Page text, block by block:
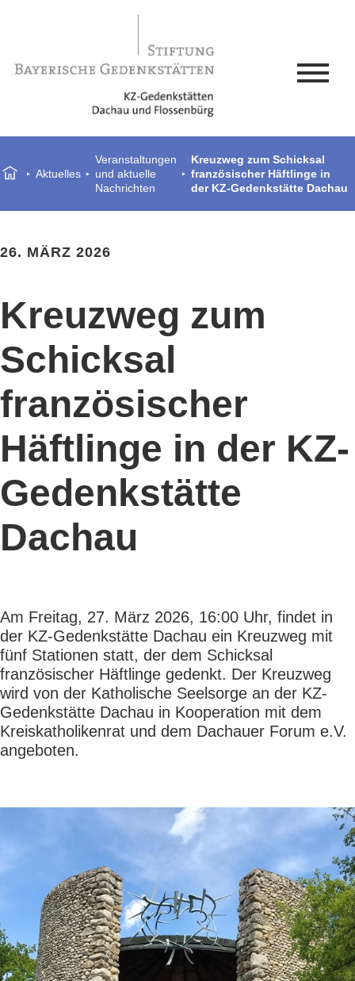
Aktuelles
Veranstaltungen
und aktuelle
Nachrichten
Kreuzweg zum Schicksal
französischer Häftlinge in
der KZ-Gedenkstätte Dachau
26. MÄRZ 2026
Kreuzweg zum
Schicksal
französischer
Häftlinge in der KZ-
Gedenkstätte
Dachau
Am Freitag, 27. März 2026, 16:00 Uhr, findet in
der KZ-Gedenkstätte Dachau ein Kreuzweg mit
fünf Stationen statt, der dem Schicksal
französischer Häftlinge gedenkt. Der Kreuzweg
wird von der Katholische Seelsorge an der KZ-
Gedenkstätte Dachau in Kooperation mit dem
Kreiskatholikenrat und dem Dachauer Forum e.V.
angeboten.